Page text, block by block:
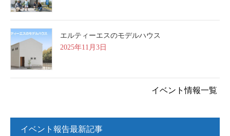
エルティーエスのモデルハウス
2025年11月3日
イベント情報一覧
イベント報告最新記事